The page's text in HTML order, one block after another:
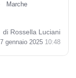
Marche
di Rossella Luciani
gennaio 2025 10:48